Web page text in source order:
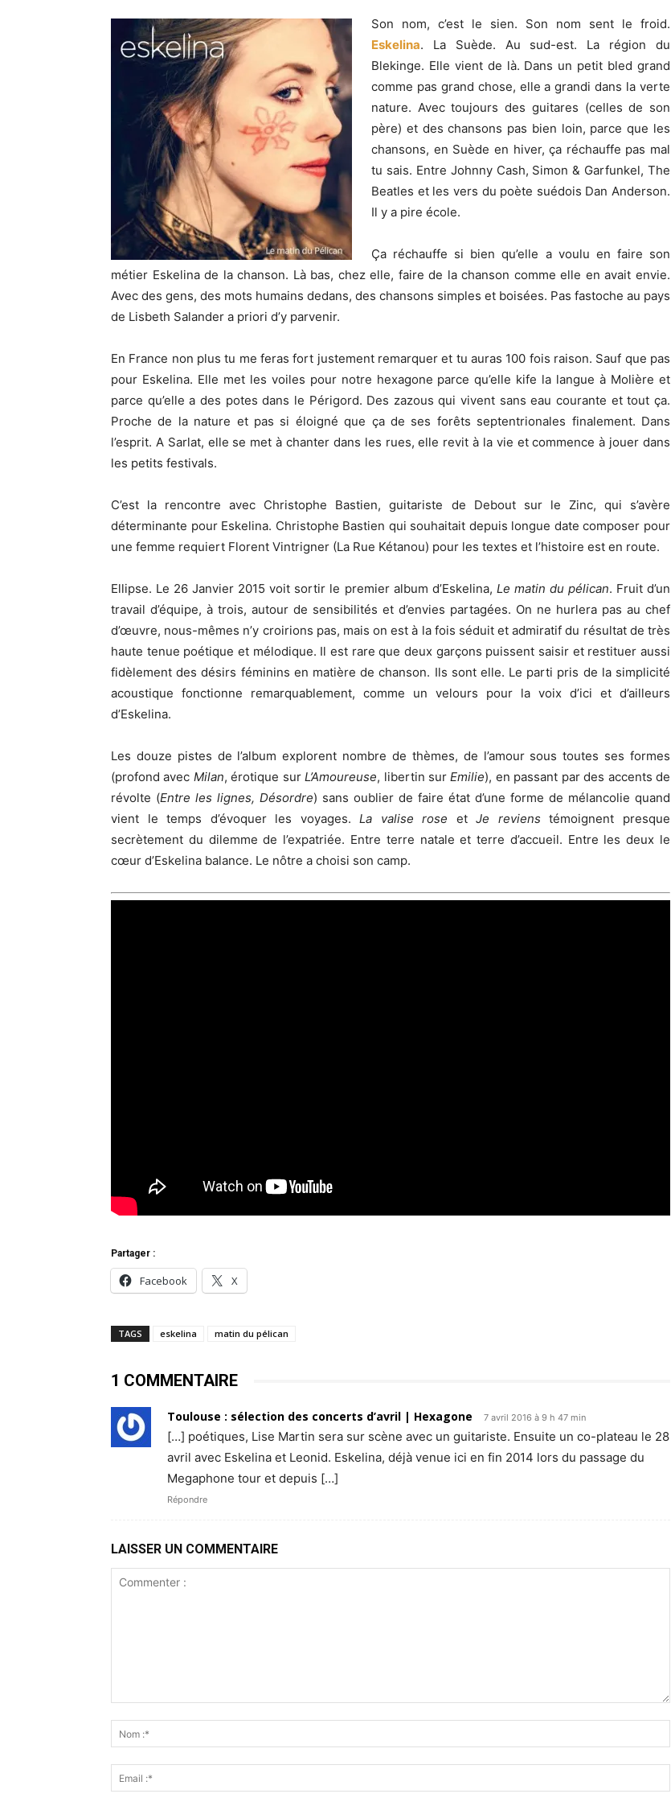
Son nom, c’est le sien. Son nom sent le froid.
Eskelina. La Suède. Au sud-est. La région du
Blekinge. Elle vient de là. Dans un petit bled grand
comme pas grand chose, elle a grandi dans la verte
nature. Avec toujours des guitares (celles de son
père) et des chansons pas bien loin, parce que les
chansons, en Suède en hiver, ça réchauffe pas mal
tu sais. Entre Johnny Cash, Simon & Garfunkel, The
Beatles et les vers du poète suédois Dan Anderson.
Il y a pire école.
Ça réchauffe si bien qu’elle a voulu en faire son
métier Eskelina de la chanson. Là bas, chez elle, faire de la chanson comme elle en avait envie.
Avec des gens, des mots humains dedans, des chansons simples et boisées. Pas fastoche au pays
de Lisbeth Salander a priori d’y parvenir.
En France non plus tu me feras fort justement remarquer et tu auras 100 fois raison. Sauf que pas
pour Eskelina. Elle met les voiles pour notre hexagone parce qu’elle kife la langue à Molière et
parce qu’elle a des potes dans le Périgord. Des zazous qui vivent sans eau courante et tout ça.
Proche de la nature et pas si éloigné que ça de ses forêts septentrionales finalement. Dans
l’esprit. A Sarlat, elle se met à chanter dans les rues, elle revit à la vie et commence à jouer dans
les petits festivals.
C’est la rencontre avec Christophe Bastien, guitariste de Debout sur le Zinc, qui s’avère
déterminante pour Eskelina. Christophe Bastien qui souhaitait depuis longue date composer pour
une femme requiert Florent Vintrigner (La Rue Kétanou) pour les textes et l’histoire est en route.
Ellipse. Le 26 Janvier 2015 voit sortir le premier album d’Eskelina, Le matin du pélican. Fruit d’un
travail d’équipe, à trois, autour de sensibilités et d’envies partagées. On ne hurlera pas au chef
d’œuvre, nous-mêmes n’y croirions pas, mais on est à la fois séduit et admiratif du résultat de très
haute tenue poétique et mélodique. Il est rare que deux garçons puissent saisir et restituer aussi
fidèlement des désirs féminins en matière de chanson. Ils sont elle. Le parti pris de la simplicité
acoustique fonctionne remarquablement, comme un velours pour la voix d’ici et d’ailleurs
d’Eskelina.
Les douze pistes de l’album explorent nombre de thèmes, de l’amour sous toutes ses formes
(profond avec Milan, érotique surL’Amoureuse, libertin surEmilie), en passant par des accents de
révolte (Entre les lignes, Désordre) sans oublier de faire état d’une forme de mélancolie quand
vient le temps d’évoquer les voyages.La valise rose etJe reviens témoignent presque
secrètement du dilemme de l’expatriée. Entre terre natale et terre d’accueil. Entre les deux le
cœur d’Eskelina balance. Le nôtre a choisi son camp.
Partager :
Facebook X
TAGS eskelina matin du pélican
1 COMMENTAIRE
Toulouse : sélection des concerts d’avril | Hexagone 7 avril 2016 à 9 h 47 min
[…] poétiques, Lise Martin sera sur scène avec un guitariste. Ensuite un co-plateau le 28
avril avec Eskelina et Leonid. Eskelina, déjà venue ici en fin 2014 lors du passage du
Megaphone tour et depuis […]
Répondre
LAISSER UN COMMENTAIRE